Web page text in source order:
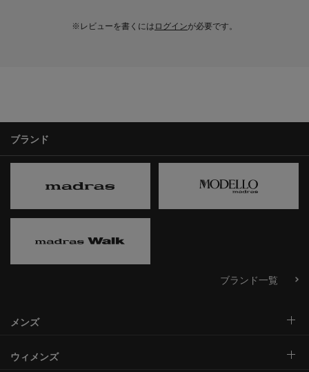
※レビューを書くには ログインが必要です。
ブランド
ブランド一覧
メンズ
ウィメンズ